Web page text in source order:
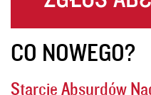
CO NOWEGO?
Starcie Absurdów